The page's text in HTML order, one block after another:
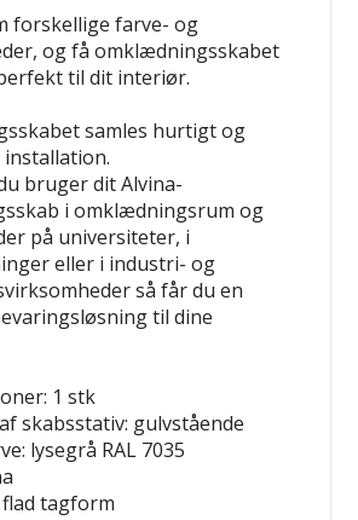
forskellige farve- og
og få omklædningsskabet
til dit interiør.
samles hurtigt og
installation.
bruger dit Alvina-
i omklædningsrum og
på universiteter, i
eller i industri- og
så får du en
til dine
1 stk
skabsstativ: gulvstående
lysegrå RAL 7035
tagform